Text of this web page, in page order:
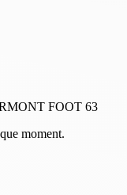
FOOT 63
moment.